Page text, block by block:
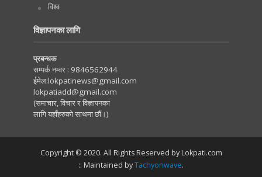
विश्व
विज्ञापनका लागि
प्रबन्धक
सम्पर्क नम्वर : 9846562944
ईमेल:lokpatinews@gmail.com
lokpatiadd@gmail.com
(समाचार, विचार र विज्ञापनका
लागि यहाँहरुको साथमा छौं।)
Copyright © 2020. All Rights Reserved by Lokpati.com
:: Maintained byTachyonwave.